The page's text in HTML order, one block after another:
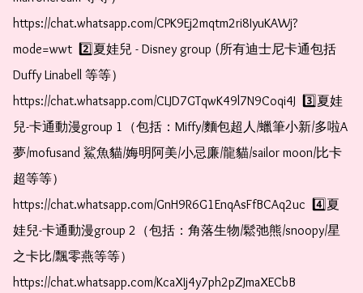
https://chat.whatsapp.com/CPK9Ej2mqtm2ri8IyuKAWj?
mode=wwt  2️⃣夏娃兒 - Disney group (所有迪士尼卡通包括
Duffy Linabell 等等）
https://chat.whatsapp.com/CLJD7GTqwK49l7N9Coqi4J  3️⃣夏娃
兒-卡通動漫group 1（包括：Miffy/麵包超人/蠟筆小新/多啦A
夢/mofusand 鯊魚貓/娒明阿美/小忌廉/龍貓/sailor moon/比卡
超等等）
https://chat.whatsapp.com/GnH9R6G1EnqAsFfBCAq2uc  4️⃣夏
娃兒-卡通動漫group 2（包括：角落生物/鬆弛熊/snoopy/星
之卡比/飄零燕等等）
https://chat.whatsapp.com/KcaXIj4y7ph2pZJmaXECbB